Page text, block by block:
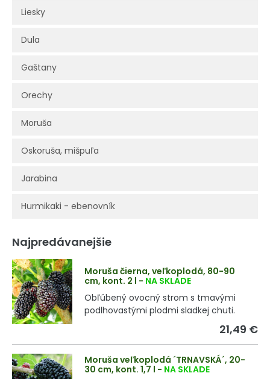
Liesky
Dula
Gaštany
Orechy
Moruša
Oskoruša, mišpuľa
Jarabina
Hurmikaki - ebenovník
Najpredávanejšie
Moruša čierna, veľkoplodá, 80-90
cm, kont. 2 l - NA SKLADE
Obľúbený ovocný strom s tmavými
podlhovastými plodmi sladkej chuti.
21,49 €
Moruša veľkoplodá ´TRNAVSKÁ´, 20-
30 cm, kont. 1,7 l - NA SKLADE